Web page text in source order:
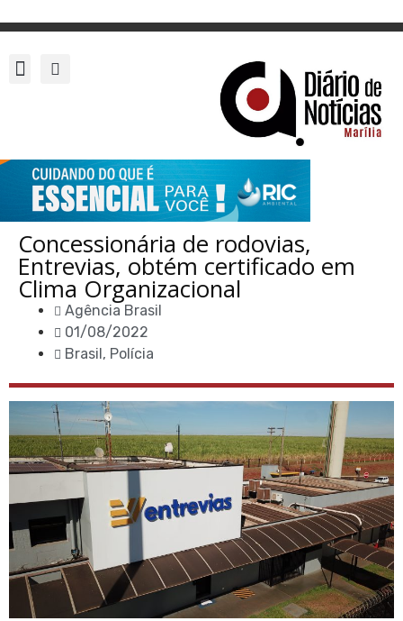
Concessionária de rodovias,
Entrevias, obtém certificado em
Clima Organizacional
Agência Brasil
01/08/2022
Brasil, Polícia